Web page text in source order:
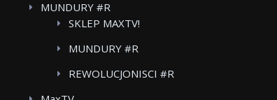
MUNDURY #R
SKLEP MAXTV!
MUNDURY #R
REWOLUCJONISCI #R